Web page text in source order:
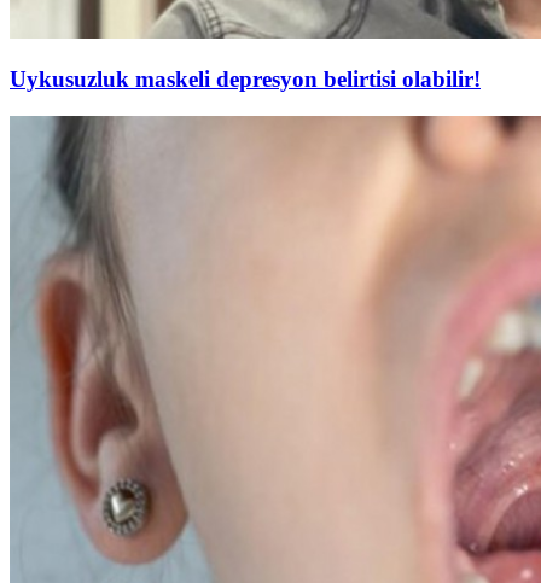
Uykusuzluk maskeli depresyon belirtisi olabilir!